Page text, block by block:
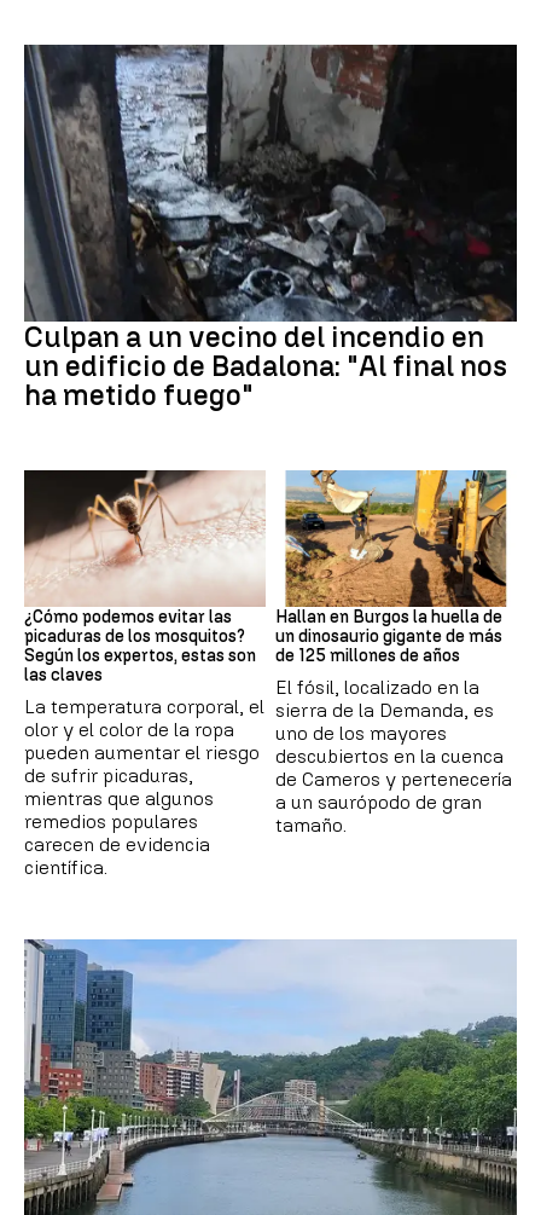
Cataluña
Culpan a un vecino del incendio en
un edificio de Badalona: "Al final nos
ha metido fuego"
Mosquitos
¿Cómo podemos evitar las
picaduras de los mosquitos?
Según los expertos, estas son
las claves
La temperatura corporal, el
olor y el color de la ropa
pueden aumentar el riesgo
de sufrir picaduras,
mientras que algunos
remedios populares
carecen de evidencia
científica.
Dinosaurios
Hallan en Burgos la huella de
un dinosaurio gigante de más
de 125 millones de años
El fósil, localizado en la
sierra de la Demanda, es
uno de los mayores
descubiertos en la cuenca
de Cameros y pertenecería
a un saurópodo de gran
tamaño.